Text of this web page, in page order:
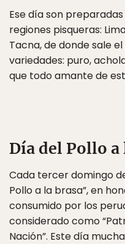
Ese día son
regiones pisqueras:
Tacna, de donde sale
variedades: puro,
que todo amante de
Día del Pollo a
Cada tercer domingo
Pollo a la brasa”, en
consumido por los
considerado como
Nación”. Este día